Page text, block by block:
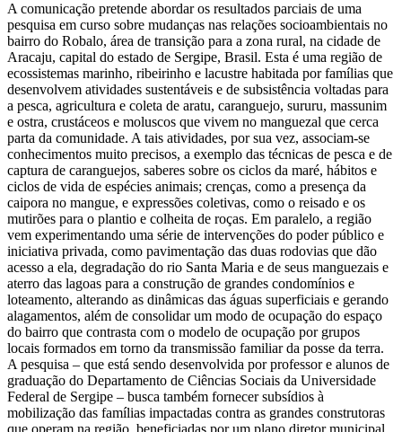
A comunicação pretende abordar os resultados parciais de uma
pesquisa em curso sobre mudanças nas relações socioambientais no
bairro do Robalo, área de transição para a zona rural, na cidade de
Aracaju, capital do estado de Sergipe, Brasil. Esta é uma região de
ecossistemas marinho, ribeirinho e lacustre habitada por famílias que
desenvolvem atividades sustentáveis e de subsistência voltadas para
a pesca, agricultura e coleta de aratu, caranguejo, sururu, massunim
e ostra, crustáceos e moluscos que vivem no manguezal que cerca
parta da comunidade. A tais atividades, por sua vez, associam-se
conhecimentos muito precisos, a exemplo das técnicas de pesca e de
captura de caranguejos, saberes sobre os ciclos da maré, hábitos e
ciclos de vida de espécies animais; crenças, como a presença da
caipora no mangue, e expressões coletivas, como o reisado e os
mutirões para o plantio e colheita de roças. Em paralelo, a região
vem experimentando uma série de intervenções do poder público e
iniciativa privada, como pavimentação das duas rodovias que dão
acesso a ela, degradação do rio Santa Maria e de seus manguezais e
aterro das lagoas para a construção de grandes condomínios e
loteamento, alterando as dinâmicas das águas superficiais e gerando
alagamentos, além de consolidar um modo de ocupação do espaço
do bairro que contrasta com o modelo de ocupação por grupos
locais formados em torno da transmissão familiar da posse da terra.
A pesquisa – que está sendo desenvolvida por professor e alunos de
graduação do Departamento de Ciências Sociais da Universidade
Federal de Sergipe – busca também fornecer subsídios à
mobilização das famílias impactadas contra as grandes construtoras